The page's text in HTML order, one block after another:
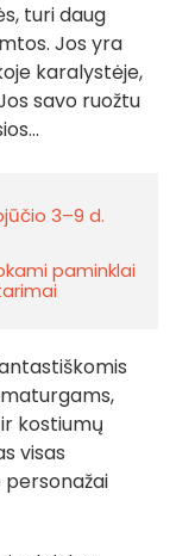
turi daug
Jos yra
karalystėje,
savo ruožtu
3–9 d.
paminklai
kostiumų
visas
personažai